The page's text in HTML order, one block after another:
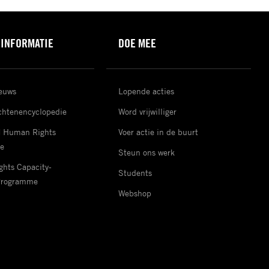
Human Rights
Capacity-
DOE MEE
Lopende acties
Word vrijwilliger
Voer actie in de buurt
Steun ons werk
Students
Webshop